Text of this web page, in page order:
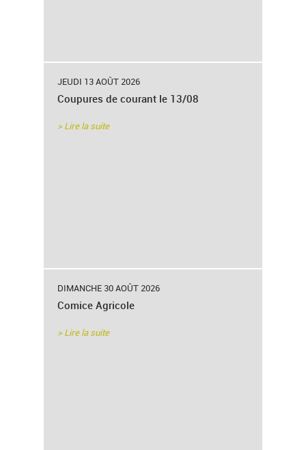
JEUDI 13 AOÛT 2026
Coupures de courant le 13/08
> Lire la suite
DIMANCHE 30 AOÛT 2026
Comice Agricole
> Lire la suite